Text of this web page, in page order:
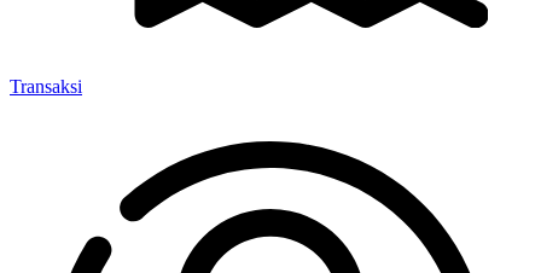
Transaksi